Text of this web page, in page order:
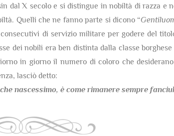
dal X secolo e si distingue in nobiltà di razza e
Quelli che ne fanno parte si dicono “
di servizio militare per godere del
dei nobili era ben distinta dalla classe
in giorno il numero di coloro che
lasciò detto:
nascessimo, è come rimanere sempre